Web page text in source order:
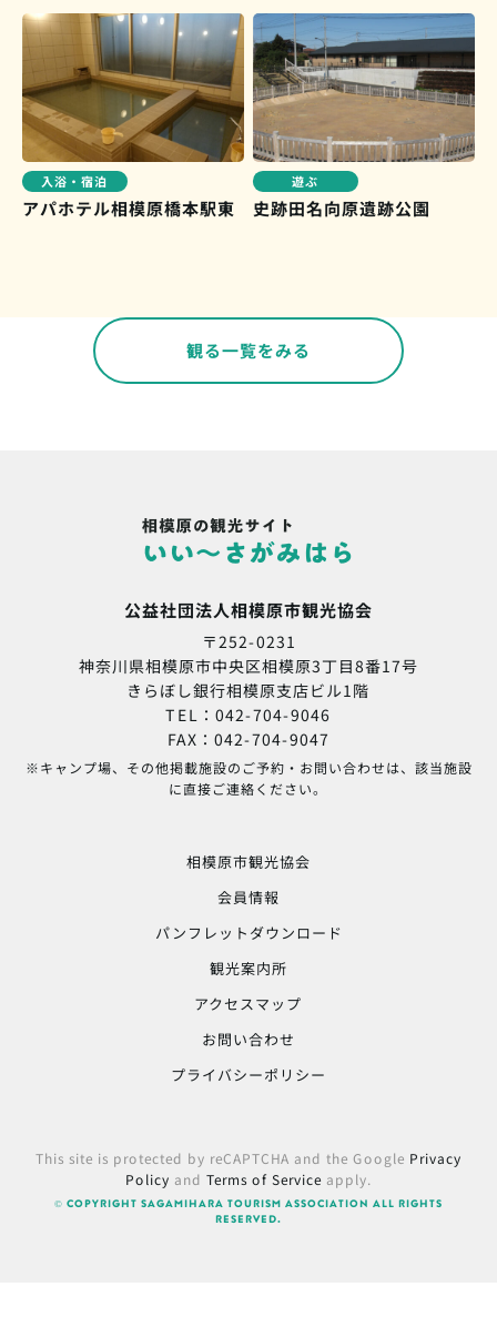
入浴・宿泊
アパホテル相模原橋本駅東
遊ぶ
史跡田名向原遺跡公園
観る一覧をみる
公益社団法人相模原市観光協会
〒252-0231
神奈川県相模原市中央区相模原3丁目8番17号
きらぼし銀行相模原支店ビル1階
TEL：042-704-9046
FAX：042-704-9047
※キャンプ場、その他掲載施設のご予約・お問い合わせは、該当施設
に直接ご連絡ください。
相模原市観光協会
会員情報
パンフレットダウンロード
観光案内所
アクセスマップ
お問い合わせ
プライバシーポリシー
This site is protected by reCAPTCHA and the Google Privacy
Policy and Terms of Serviceapply.
© COPYRIGHT SAGAMIHARA TOURISM ASSOCIATION ALL RIGHTS
RESERVED.